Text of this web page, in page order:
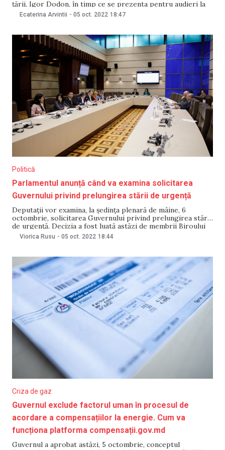
țării, Igor Dodon, în timp ce se prezenta pentru audieri la
Procuratura Anticorupție (PA). Igor Dodon a publicat un
Ecaterina Arvintii - 05 oct. 2022 18:47
Politică
Parlamentul anunță când va examina solicitarea
Guvernului privind prelungirea stării de urgență
Deputații vor examina, la ședința plenară de mâine, 6
octombrie, solicitarea Guvernului privind prelungirea stării
de urgență. Decizia a fost luată astăzi de membrii Biroului
permanent, care au aprobat suplimentul ordinii de zi a
Viorica Rusu - 05 oct. 2022 18:44
Criza de gaz
Guvernul exclude factorul uman în procesul de
acordare a compensațiilor la energie. Cum va
funcționa platforma compensații.gov.md
Guvernul a aprobat astăzi, 5 octombrie, conceptul